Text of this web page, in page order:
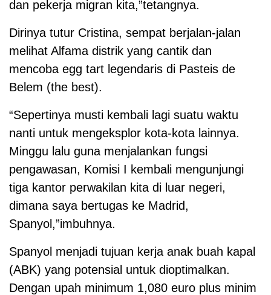
dan pekerja migran kita,”tetangnya.
Dirinya tutur Cristina, sempat berjalan-jalan
melihat Alfama distrik yang cantik dan
mencoba egg tart legendaris di Pasteis de
Belem (the best).
“Sepertinya musti kembali lagi suatu waktu
nanti untuk mengeksplor kota-kota lainnya.
Minggu lalu guna menjalankan fungsi
pengawasan, Komisi I kembali mengunjungi
tiga kantor perwakilan kita di luar negeri,
dimana saya bertugas ke Madrid,
Spanyol,”imbuhnya.
Spanyol menjadi tujuan kerja anak buah kapal
(ABK) yang potensial untuk dioptimalkan.
Dengan upah minimum 1,080 euro plus minim